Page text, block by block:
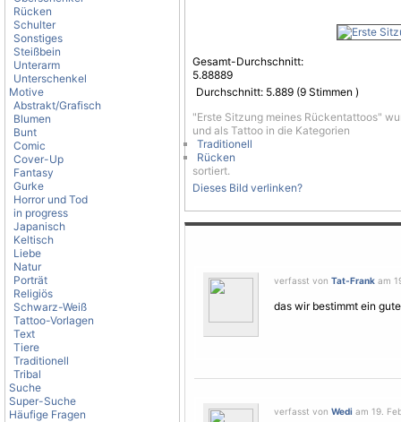
Rücken
Schulter
Sonstiges
Steißbein
Unterarm
Unterschenkel
Motive
Abstrakt/Grafisch
Blumen
Bunt
Comic
Cover-Up
Fantasy
Gurke
Horror und Tod
in progress
Japanisch
Keltisch
Liebe
Natur
Porträt
Religiös
Schwarz-Weiß
Tattoo-Vorlagen
Text
Tiere
Traditionell
Tribal
Suche
Super-Suche
Häufige Fragen
Gesamt-Durchschnitt:
5.88889
Durchschnitt: 5.889 (9 Stimmen )
"Erste Sitzung meines Rückentattoos"
und als Tattoo in die Kategorien
Traditionell
Rücken
sortiert.
Dieses Bild verlinken?
verfasst von Tat-Frank am
das wir bestimmt ein
verfasst von Wedi am 19.